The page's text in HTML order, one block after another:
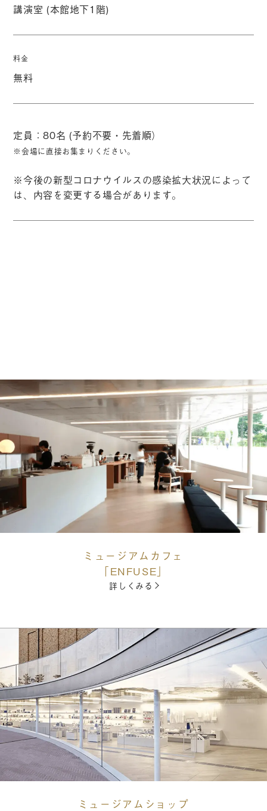
講演室 (本館地下1階)
料金
無料
定員：80名 (予約不要・先着順）
※会場に直接お集まりください。
※今後の新型コロナウイルスの感染拡大状況によって
は、内容を変更する場合があります。
ミュージアムカフェ
「ENFUSE」
詳しくみる
ミュージアムショップ